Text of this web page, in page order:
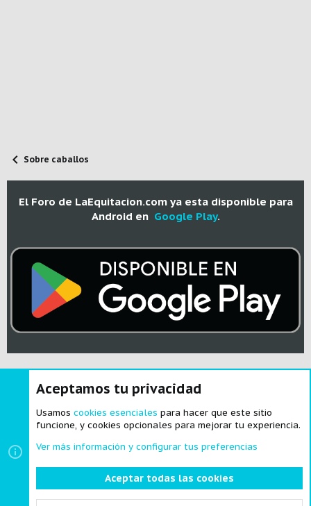
Sobre caballos
El Foro de LaEquitacion.com ya esta disponible para
Android en Google Play.
Cookies
Español
Contactarnos
Términos y reglas Política de privacidad
Ayuda
Community platform by XenForo ® © 2010-2024 XenForo Ltd.
Aceptamos tu privacidad
Usamos cookies esenciales para hacer que este sitio
funcione, y cookies opcionales para mejorar tu experiencia.
Ver más información y configurar tus preferencias
Aceptar todas las cookies